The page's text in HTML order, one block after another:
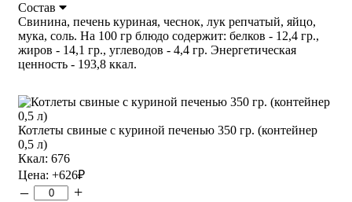
Состав
Свинина, печень куриная, чеснок, лук репчатый, яйцо,
мука, соль. На 100 гр блюдо содержит: белков - 12,4 гр.,
жиров - 14,1 гр., углеводов - 4,4 гр. Энергетическая
ценность - 193,8 ккал.
Котлеты свиные с куриной печенью 350 гр. (контейнер
0,5 л)
Ккал: 676
Цена: +626₽
– +